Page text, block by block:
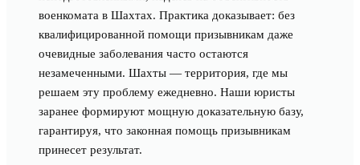
военкомата в Шахтах. Практика доказывает: без
квалифицированной помощи призывникам даже
очевидные заболевания часто остаются
незамеченными. Шахты — территория, где мы
решаем эту проблему ежедневно. Наши юристы
заранее формируют мощную доказательную базу,
гарантируя, что законная помощь призывникам
принесет результат.